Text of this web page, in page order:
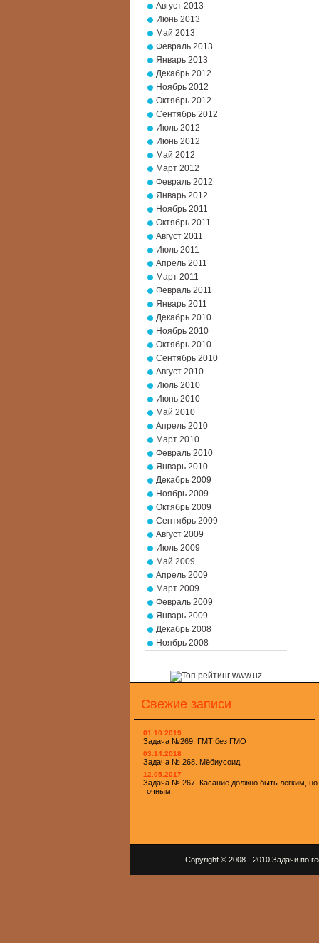
Август 2013
Июнь 2013
Май 2013
Февраль 2013
Январь 2013
Декабрь 2012
Ноябрь 2012
Октябрь 2012
Сентябрь 2012
Июль 2012
Июнь 2012
Май 2012
Март 2012
Февраль 2012
Январь 2012
Ноябрь 2011
Октябрь 2011
Август 2011
Июль 2011
Апрель 2011
Март 2011
Февраль 2011
Январь 2011
Декабрь 2010
Ноябрь 2010
Октябрь 2010
Сентябрь 2010
Август 2010
Июль 2010
Июнь 2010
Май 2010
Апрель 2010
Март 2010
Февраль 2010
Январь 2010
Декабрь 2009
Ноябрь 2009
Октябрь 2009
Сентябрь 2009
Август 2009
Июль 2009
Май 2009
Апрель 2009
Март 2009
Февраль 2009
Январь 2009
Декабрь 2008
Ноябрь 2008
Свежие записи
01.10.2019
Задача №269. ГМТ без ГМО
03.14.2018
Задача № 268. Мёбиусоид
12.05.2017
Задача № 267. Касание должно быть легким, но
точным.
Copyright © 2008 - 2010 Задачи по